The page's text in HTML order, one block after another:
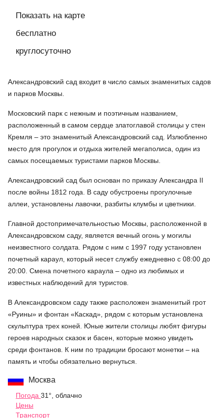
Показать на карте
бесплатно
круглосуточно
Александровский сад входит в число самых знаменитых садов
и парков Москвы.
Московский парк с нежным и поэтичным названием,
расположенный в самом сердце златоглавой столицы у стен
Кремля – это знаменитый Александровский сад. Излюбленно
место для прогулок и отдыха жителей мегаполиса, один из
самых посещаемых туристами парков Москвы.
Александровский сад был основан по приказу Александра II
после войны 1812 года. В саду обустроены прогулочные
аллеи, установлены лавочки, разбиты клумбы и цветники.
Главной достопримечательностью Москвы, расположенной в
Александровском саду, является вечный огонь у могилы
неизвестного солдата. Рядом с ним с 1997 году установлен
почетный караул, который несет службу ежедневно с 08:00 до
20:00. Смена почетного караула – одно из любимых и
известных наблюдений для туристов.
В Александровском саду также расположен знаменитый грот
«Руины» и фонтан «Каскад», рядом с которым установлена
скульптура трех коней. Юные жители столицы любят фигуры
героев народных сказок и басен, которые можно увидеть
среди фонтанов. К ним по традиции бросают монетки – на
память и чтобы обязательно вернуться.
Москва
Погода 31°, облачно
Цены
Транспорт